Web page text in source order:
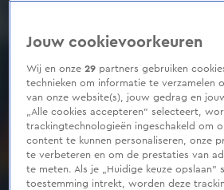
Jouw cookievoorkeuren
Wij en onze29 partners gebruiken
technieken om informatie te verzamelen
van onze website(s), jouw gedrag en
„Alle cookies accepteren” selecteert,
trackingtechnologieën ingeschakeld om
content te kunnen personaliseren, onze
te verbeteren en om de prestaties van
te meten. Als je „Huidige keuze opslaan”
toestemming intrekt, worden deze